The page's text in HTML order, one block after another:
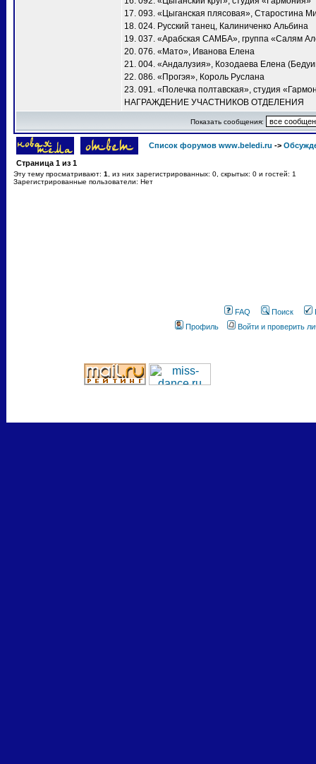
17. 093. «Цыганская плясовая», Старостина
18. 024. Русский танец, Калиниченко Альбина
19. 037. «Арабская САМБА», группа «Салям
20. 076. «Мато», Иванова Елена
21. 004. «Андалузия», Козодаева Елена
22. 086. «Прогэя», Король Руслана
23. 091. «Полечка полтавская», студия
НАГРАЖДЕНИЕ УЧАСТНИКОВ ОТДЕЛЕНИЯ
Показать сообщения:
Список форумов www.beledi.ru ->
Страница 1 из 1
Эту тему просматривают: 1
, из них зарегистрированных: 0, скрытых: 0 и гостей: 1
Зарегистрированные пользователи: Нет
FAQ Поиск
Профиль
Войти и проверить